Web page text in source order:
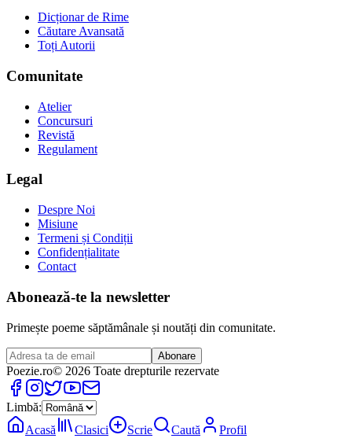
Dicționar de Rime
Căutare Avansată
Toți Autorii
Comunitate
Atelier
Concursuri
Revistă
Regulament
Legal
Despre Noi
Misiune
Termeni și Condiții
Confidențialitate
Contact
Abonează-te la newsletter
Primește poeme săptămânale și noutăți din comunitate.
Abonare
Poezie.ro© 2026 Toate drepturile rezervate
Limbă:
Acasă
Clasici Scrie Caută Profil